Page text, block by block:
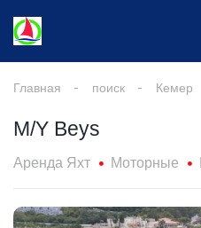
Главная поиск Кемер
M/Y Beys
Аренда Яхт Моторные